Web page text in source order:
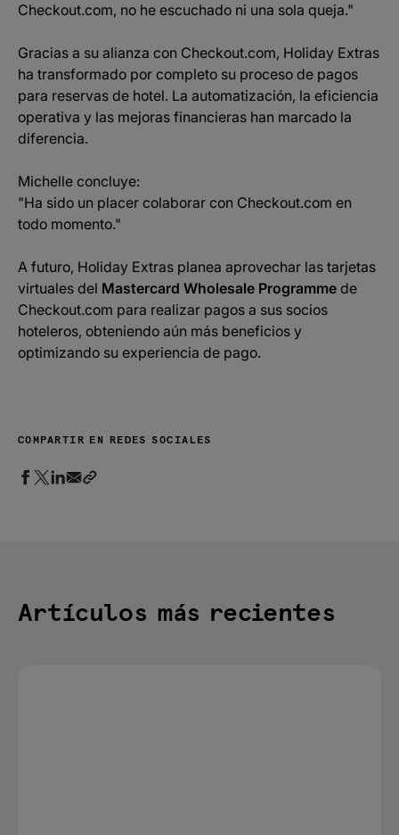
Checkout.com, no he escuchado ni una sola queja."
Gracias a su alianza con Checkout.com, Holiday Extras
ha transformado por completo su proceso de pagos
para reservas de hotel. La automatización, la eficiencia
operativa y las mejoras financieras han marcado la
diferencia.
Michelle concluye:
"Ha sido un placer colaborar con Checkout.com en
todo momento."
A futuro, Holiday Extras planea aprovechar las tarjetas
virtuales del Mastercard Wholesale Programme de
Checkout.com para realizar pagos a sus socios
hoteleros, obteniendo aún más beneficios y
optimizando su experiencia de pago.
COMPARTIR EN REDES SOCIALES
Artículos más recientes